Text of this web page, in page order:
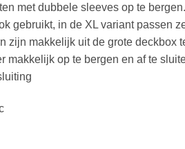
met dubbele sleeves op te bergen.
gebruikt, in de XL variant passen
zijn makkelijk uit de grote deckbox
makkelijk op te bergen en af te